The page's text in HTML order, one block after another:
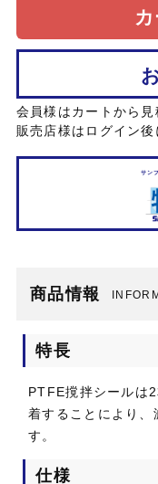
サン
会員様はカートから
販売店様はログイン
商品情報
特長
PTFE撹拌シールは
着することにより、
す。
仕様